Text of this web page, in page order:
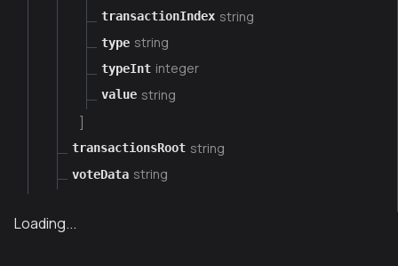
transactionIndex string
type string
typeInt integer
value string
transactionsRoot string
voteData string
Loading...